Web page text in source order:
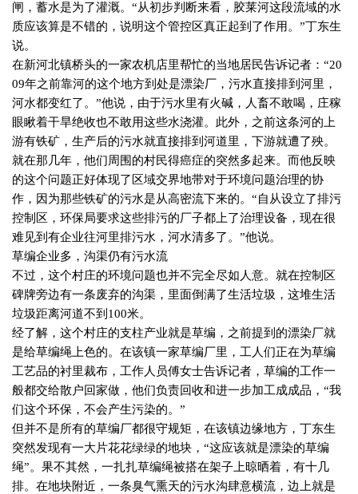
闸，蓄水是为了灌溉。“从初步判断来看，胶莱河这段流域的水
质应该算是不错的，说明这个管控区真正起到了作用。”丁东生
说。
在新河北镇桥头的一家农机店里帮忙的当地居民告诉记者：“20
09年之前靠河的这个地方到处是漂染厂，污水直接排到河里，
河水都变红了。”他说，由于污水里有火碱，人畜不敢喝，庄稼
眼瞅着干旱绝收也不敢用这些水浇灌。此外，之前这条河的上
游有铁矿，生产后的污水就直接排到河道里，下游就遭了殃。
就在那几年，他们周围的村民得癌症的突然多起来。而他反映
的这个问题正好体现了区域交界地带对于环境问题治理的协
作，因为那些铁矿的污水是从高密流下来的。“自从设立了排污
控制区，环保局要求这些排污的厂子都上了治理设备，现在很
难见到有企业往河里排污水，河水清多了。”他说。
草编企业多，沟渠仍有污水流
不过，这个村庄的环境问题也并不完全尽如人意。就在控制区
碑牌旁边有一条废弃的沟渠，里面倒满了生活垃圾，这堆生活
垃圾距离河道不到 100米。
经了解，这个村庄的支柱产业就是草编，之前提到的漂染厂就
是给草编绳上色的。在该镇一家草编厂里，工人们正在为草编
工艺品的衬里裁布，工作人员傅女士告诉记者，草编的工作一
般都交给散户回家做，他们负责回收和进一步加工成成品，“我
们这个环保，不会产生污染的。”
但并不是所有的草编厂都很守规矩，在该镇边缘地方，丁东生
突然发现有一大片花花绿绿的地块，“这应该就是漂染的草编
绳”。果不其然，一扎扎草编绳被搭在架子上晾晒着，有十几
排。在地块附近，一条臭气熏天的污水沟肆意横流，边上就是